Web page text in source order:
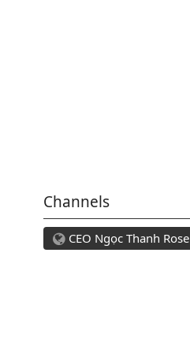
Channels
CEO Ngọc Thanh Rose